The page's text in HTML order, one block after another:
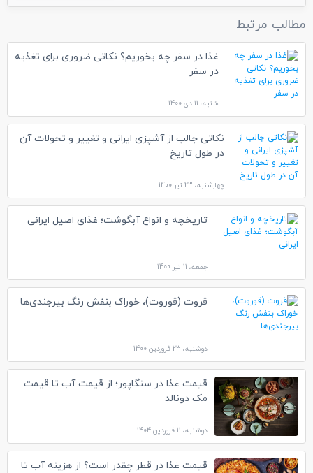
مطالب مرتبط
غذا در سفر چه بخوریم؟ نکاتی ضروری برای تغذیه
در سفر
شنبه، 11 دی 1400
نکاتی جالب از آشپزی ایرانی و تغییر و تحولات آن
در طول تاریخ
چهارشنبه، 23 تیر 1400
تاریخچه و انواع آبگوشت؛ غذای اصیل ایرانی
جمعه، 11 تیر 1400
قروت (قوروت)، خوراک بنفش رنگ بیرجندی‌ها
دوشنبه، 23 فروردین 1400
قیمت غذا در سنگاپور؛ از قیمت آب تا قیمت
مک دونالد
دوشنبه، 11 فروردین 1404
قیمت غذا در قطر چقدر است؟ از هزینه آب تا